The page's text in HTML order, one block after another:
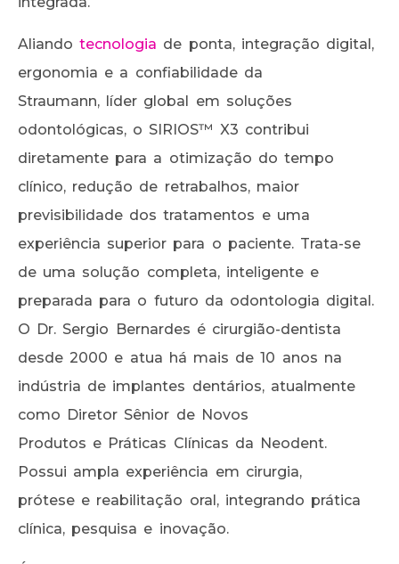
Aliandotecnologia de ponta, integração digital,
ergonomia e a confiabilidade da
Straumann, líder global em soluções
odontológicas, o SIRIOS™ X3 contribui
diretamente para a otimização do tempo
clínico, redução de retrabalhos, maior
previsibilidade dos tratamentos e uma
experiência superior para o paciente. Trata-se
de uma solução completa, inteligente e
preparada para o futuro da odontologia digital.
O Dr. Sergio Bernardes é cirurgião-dentista
desde 2000 e atua há mais de 10 anos na
indústria de implantes dentários, atualmente
como Diretor Sênior de Novos
Produtos e Práticas Clínicas da Neodent.
Possui ampla experiência em cirurgia,
prótese e reabilitação oral, integrando prática
clínica, pesquisa e inovação.